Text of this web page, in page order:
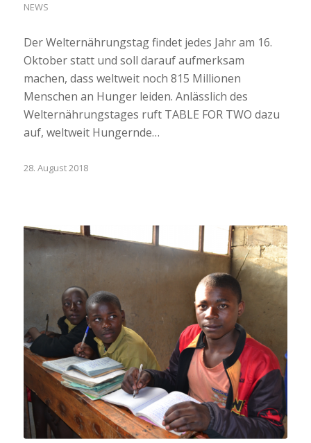
NEWS
Der Welternährungstag findet jedes Jahr am 16.
Oktober statt und soll darauf aufmerksam
machen, dass weltweit noch 815 Millionen
Menschen an Hunger leiden. Anlässlich des
Welternährungstages ruft TABLE FOR TWO dazu
auf, weltweit Hungernde…
28. August 2018